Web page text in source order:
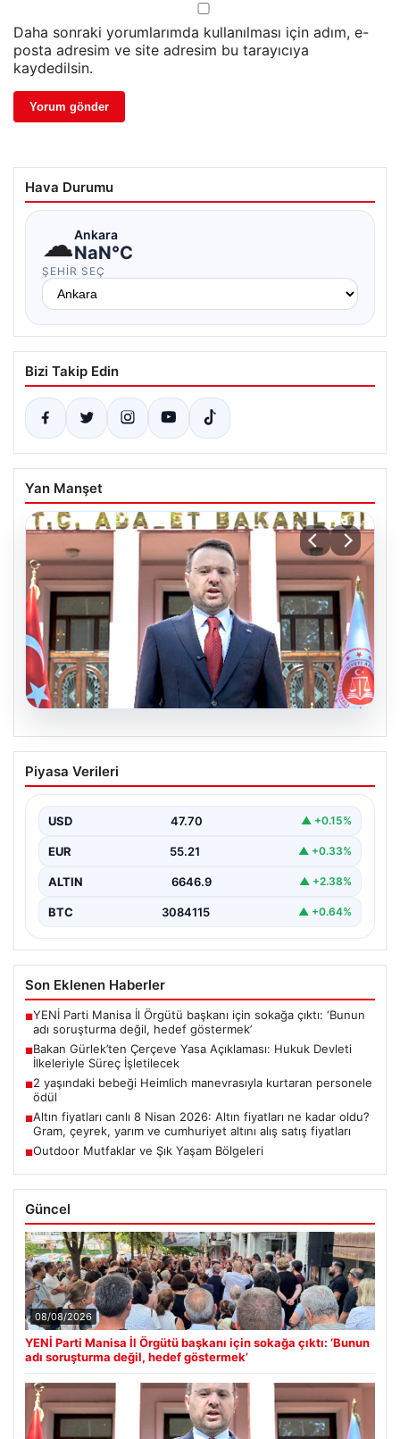
Daha sonraki yorumlarımda kullanılması için adım, e-
posta adresim ve site adresim bu tarayıcıya
kaydedilsin.
Hava Durumu
☁Ankara
NaN°C
ŞEHIR SEÇ
Bizi Takip Edin
Yan Manşet
Bakan Gürlek’ten Çerçeve Yasa
Açıklaması: Hukuk Devleti İlkeleriyle
Adalet Bakanı Akın Gürlek, Türkiye’nin terörle mücadele
önemli…
Piyasa Verileri
USD 47.70 ▲ +0.15%
EUR 55.21 ▲ +0.33%
ALTIN 6646.9 ▲ +2.38%
BTC 3084115 ▲ +0.64%
Son Eklenen Haberler
■YENİ Parti Manisa İl Örgütü başkanı için sokağa çıktı: ‘Bunun
adı soruşturma değil, hedef göstermek’
■Bakan Gürlek’ten Çerçeve Yasa Açıklaması: Hukuk Devleti
İlkeleriyle Süreç İşletilecek
■2 yaşındaki bebeği Heimlich manevrasıyla kurtaran personele
ödül
■Altın fiyatları canlı 8 Nisan 2026: Altın fiyatları ne kadar oldu?
Gram, çeyrek, yarım ve cumhuriyet altını alış satış fiyatları
■Outdoor Mutfaklar ve Şık Yaşam Bölgeleri
Güncel
08/08/2026
YENİ Parti Manisa İl Örgütü başkanı için sokağa çıktı: ‘Bunun
adı soruşturma değil, hedef göstermek’